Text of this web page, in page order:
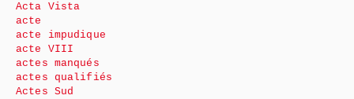
Acta Vista
acte
acte impudique
acte VIII
actes manqués
actes qualifiés
Actes Sud